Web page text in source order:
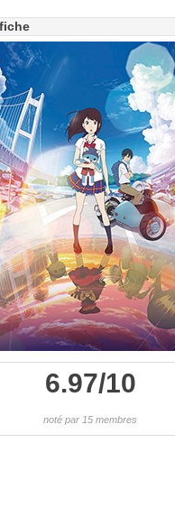
6.97/10
noté par 15 membres